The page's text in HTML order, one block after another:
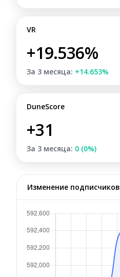
VR
+19.536%
За 3 месяца: +14.653%
DuneScore
+31
За 3 месяца: 0 (0%)
Изменение подписчиков